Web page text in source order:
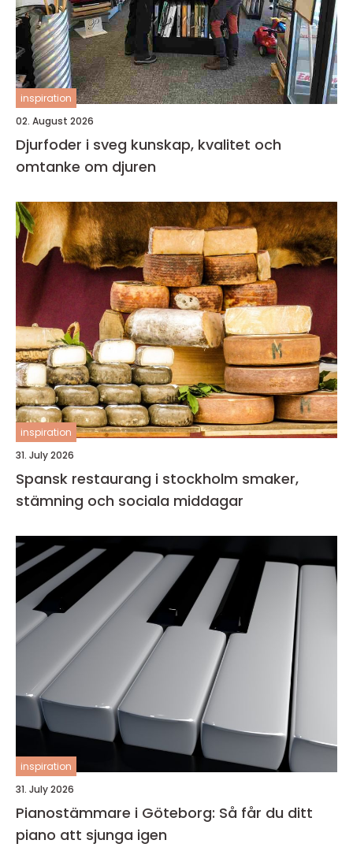
inspiration
02. August 2026
Djurfoder i sveg kunskap, kvalitet och
omtanke om djuren
inspiration
31. July 2026
Spansk restaurang i stockholm smaker,
stämning och sociala middagar
inspiration
31. July 2026
Pianostämmare i Göteborg: Så får du ditt
piano att sjunga igen